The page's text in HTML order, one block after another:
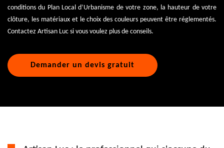
conditions du Plan Local d’Urbanisme de votre zone, la hauteur de votre
clôture, les matériaux et le choix des couleurs peuvent être réglementés.
Contactez Artisan Luc si vous voulez plus de conseils.
Demander un devis gratuit